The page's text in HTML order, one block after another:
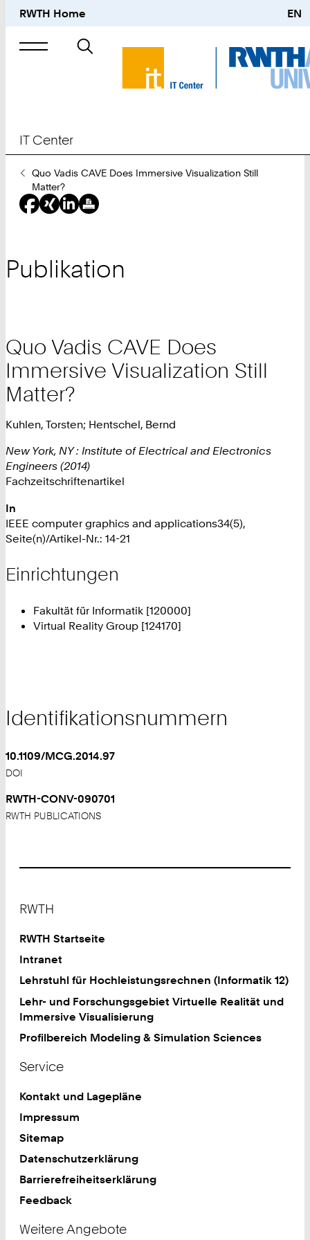
RWTH Home EN
Suche
nach
IT Center
Sie
sind
hier:
Quo Vadis CAVE Does Immersive Visualization Still
Matter?
Publikation
Quo Vadis CAVE Does
Immersive Visualization Still
Matter?
Kuhlen, Torsten; Hentschel, Bernd
New York, NY : Institute of Electrical and Electronics
Engineers (2014)
Fachzeitschriftenartikel
In
IEEE computer graphics and applications34(5),
Seite(n)/Artikel-Nr.: 14-21
Einrichtungen
Fakultät für Informatik [120000]
Virtual Reality Group [124170]
Identifikationsnummern
10.1109/MCG.2014.97
DOI
RWTH-CONV-090701
RWTH PUBLICATIONS
RWTH
RWTH Startseite
Intranet
Lehrstuhl für Hochleistungsrechnen (Informatik 12)
Lehr- und Forschungsgebiet Virtuelle Realität und
Immersive Visualisierung
Profilbereich Modeling & Simulation Sciences
Service
Kontakt und Lagepläne
Impressum
Sitemap
Datenschutzerklärung
Barrierefreiheitserklärung
Feedback
Weitere Angebote